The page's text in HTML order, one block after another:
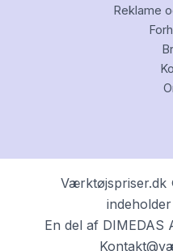
Reklame
Værktøjspriser.dk
En del af DIMEDAS